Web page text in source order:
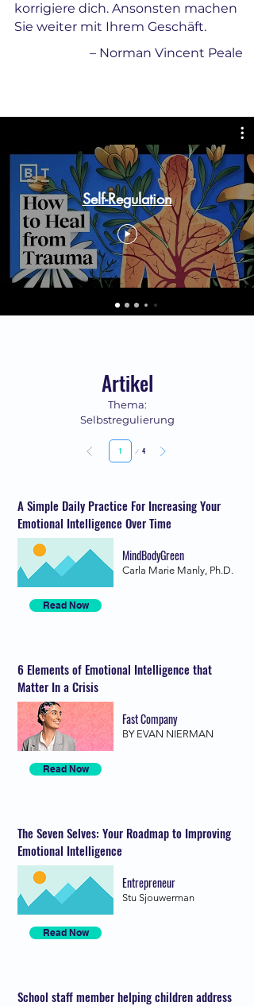
korrigiere dich. Ansonsten machen
Sie weiter mit Ihrem Geschäft.
– Norman Vincent Peale
Self-Regulation
Artikel
Thema:
Selbstregulierung
4
Seite
A Simple Daily Practice For Increasing Your
Emotional Intelligence Over Time
MindBodyGreen
Carla Marie Manly, Ph.D.
Read Now
6 Elements of Emotional Intelligence that
Matter In a Crisis
Fast Company
BY EVAN NIERMAN
Read Now
The Seven Selves: Your Roadmap to Improving
Emotional Intelligence
Entrepreneur
Stu Sjouwerman
Read Now
School staff member helping children address